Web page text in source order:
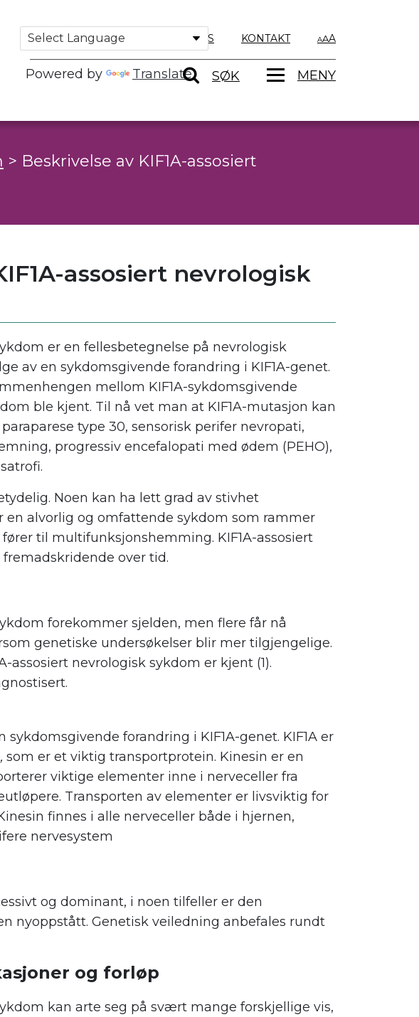
Powered by Translate
OM OSS KONTAKT A
SØK MENY
> Beskrivelse av KIF1A-assosiert
assosiert nevrologisk
er en fellesbetegnelse på nevrologisk
av en sykdomsgivende forandring i KIF1A-genet.
mellom KIF1A-sykdomsgivende
ble kjent. Til nå vet man at KIF1A-mutasjon kan
type 30, sensorisk perifer nevropati,
progressiv encefalopati med ødem (PEHO),
Noen kan ha lett grad av stivhet
en alvorlig og omfattende sykdom som rammer
til multifunksjonshemming. KIF1A-assosiert
over tid.
forekommer sjelden, men flere får nå
genetiske undersøkelser blir mer tilgjengelige.
assosiert nevrologisk sykdom er kjent (1).
forandring i KIF1A-genet. KIF1A er
, som er et viktig transportprotein. Kinesin er en
viktige elementer inne i nerveceller fra
Transporten av elementer er livsviktig for
finnes i alle nerveceller både i hjernen,
nervesystem
og dominant, i noen tilfeller er den
nyoppstått. Genetisk veiledning anbefales rundt
og forløp
kan arte seg på svært mange forskjellige vis,